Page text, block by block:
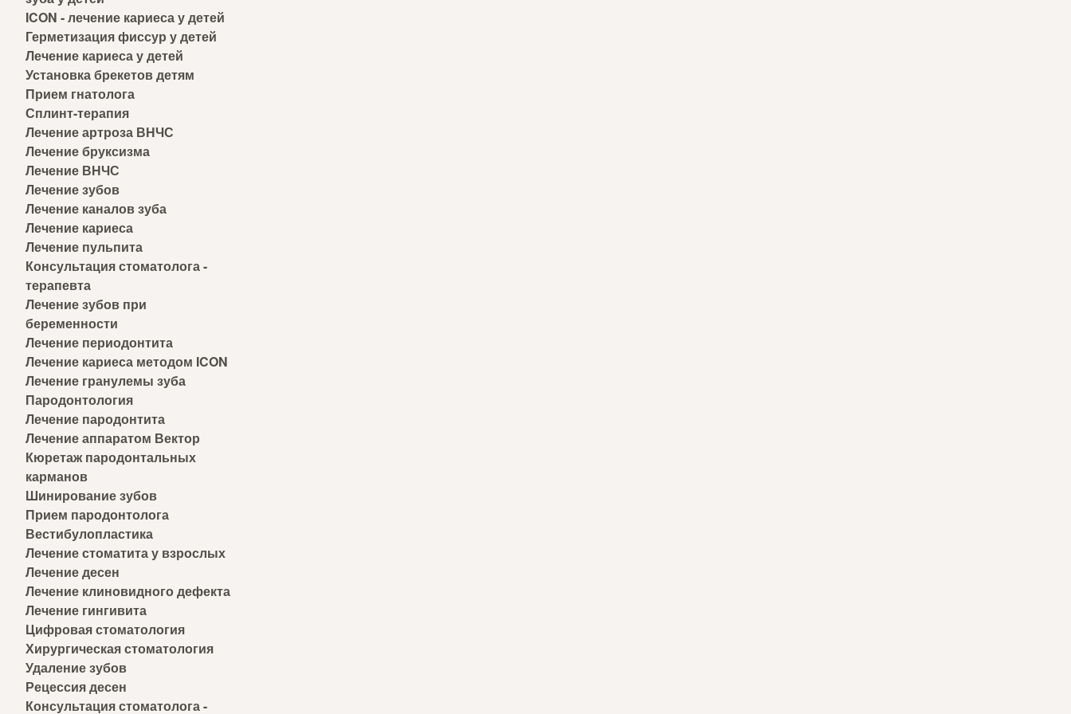
ICON - лечение кариеса у детей
Герметизация фиссур у детей
Лечение кариеса у детей
Установка брекетов детям
Прием гнатолога
Сплинт-терапия
Лечение артроза ВНЧС
Лечение бруксизма
Лечение ВНЧС
Лечение зубов
Лечение каналов зуба
Лечение кариеса
Лечение пульпита
Консультация стоматолога -
терапевта
Лечение зубов при
беременности
Лечение периодонтита
Лечение кариеса методом ICON
Лечение гранулемы зуба
Пародонтология
Лечение пародонтита
Лечение аппаратом Вектор
Кюретаж пародонтальных
карманов
Шинирование зубов
Прием пародонтолога
Вестибулопластика
Лечение стоматита у взрослых
Лечение десен
Лечение клиновидного дефекта
Лечение гингивита
Цифровая стоматология
Хирургическая стоматология
Удаление зубов
Рецессия десен
Консультация стоматолога -